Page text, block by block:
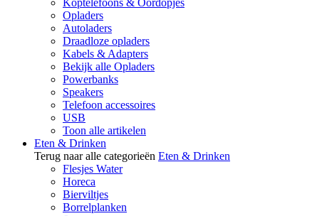
Koptelefoons & Oordopjes
Opladers
Autoladers
Draadloze opladers
Kabels & Adapters
Bekijk alle Opladers
Powerbanks
Speakers
Telefoon accessoires
USB
Toon alle artikelen
Eten & Drinken
Terug naar alle categorieën Eten & Drinken
Flesjes Water
Horeca
Bierviltjes
Borrelplanken